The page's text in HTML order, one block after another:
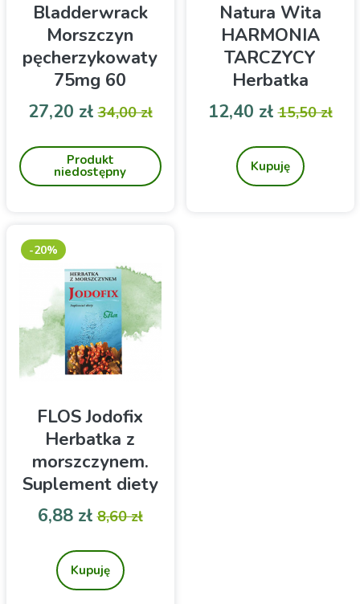
Bladderwrack
Morszczyn
pęcherzykowaty
75mg 60
kapsułek
SWANSON
Cena
27,20 złCena podstawowa
34,00 zł
Produkt
niedostępny
Natura Wita
HARMONIA
TARCZYCY
Herbatka
ziołowa 80g
ziołowa do zaparzania
HARMONIA
TARCZYCY 80g.
Cena
12,40 złCena
15,50 zł
Kupuję
FLOS Jodofix
Herbatka z
morszczynem.
Suplement diety
morszczynem
zawierającym jod. W
saszetkach do zaparzania.
Cena
6,88 złCena podstawowa
8,60 zł
Kupuję
-20%